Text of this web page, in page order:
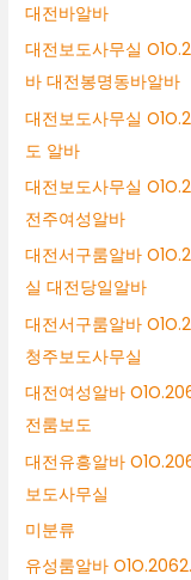
대전바알바
대전보도사무실
바 대전봉명동바알바
대전보도사무실
도 알바
대전보도사무실
전주여성알바
대전서구룸알바
실 대전당일알바
대전서구룸알바
청주보도사무실
대전여성알바
전룸보도
대전유흥알바
보도사무실
미분류
유성룸알바